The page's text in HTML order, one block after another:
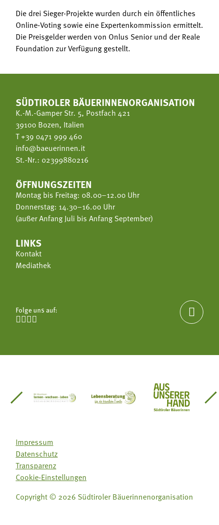
Die drei Sieger-Projekte wurden durch ein öffentliches
Online-Voting sowie eine Expertenkommission ermittelt.
Die Preisgelder werden von Onlus Senior und der Reale
Foundation zur Verfügung gestellt.
SÜDTIROLER BÄUERINNENORGANISATION
K.-M.-Gamper Str. 5, Postfach 421
39100 Bozen, Italien
T+39 0471 999 460
info@baeuerinnen.it
St.-Nr.: 02399880216
ÖFFNUNGSZEITEN
Montag bis Freitag: 08.00–12.00 Uhr
Donnerstag: 14.30–16.00 Uhr
(außer Anfang Juli bis Anfang September)
LINKS
Kontakt
Mediathek
Folge uns auf:


Südtirol
Gärtnervereinigung
Sozialgenossenschaft Mit Bäuerinnen lernen -
Lebensberatung für dieAus unserer
Impressum
Datenschutz
Transparenz
Cookie-Einstellungen
Copyright © 2026 Südtiroler Bäuerinnenorganisation